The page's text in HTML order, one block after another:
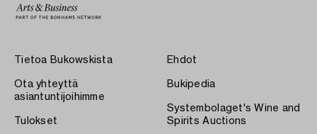
Tietoa Bukowskista
Ota yhteyttä
asiantuntijoihimme
Tulokset
Ehdot
Bukipedia
Systembolaget's Wine and
Spirits Auctions